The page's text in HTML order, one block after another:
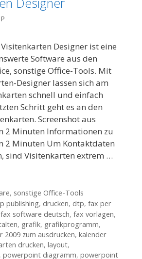
Designer ist eine
Software aus den
sonstige Office-Tools. Mit
Designer lassen sich am
schnell und einfach
Schritt geht es an den
Screenshot aus
2 Minuten Informationen zu
2 Minuten Um Kontaktdaten
sind Visitenkarten extrem …
, sonstige Office-Tools
publishing, drucken, dtp, fax per
fax software deutsch, fax vorlagen,
, grafik, grafikprogramm,
2009 zum ausdrucken, kalender
drucken, layout,
, powerpoint diagramm, powerpoint